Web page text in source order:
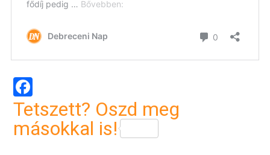
Facebook
Tetszett? Oszd meg
másokkal is!